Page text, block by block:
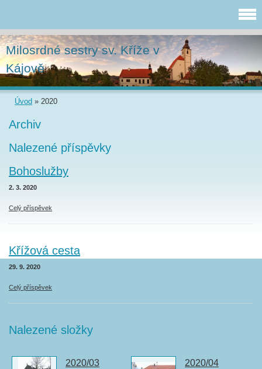
Milosrdné sestry sv. Kříže v
Kájově
Úvod » 2020
Archiv
Nalezené příspěvky
Bohoslužby
2. 3. 2020
Celý příspěvek
Křížová cesta
29. 9. 2020
Celý příspěvek
Nalezené složky
2020/03 2020/04